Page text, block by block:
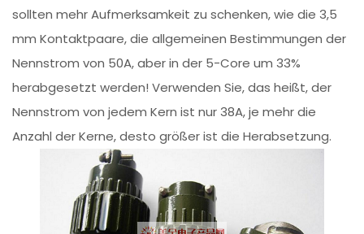
sollten mehr Aufmerksamkeit zu schenken, wie die 3,5
mm Kontaktpaare, die allgemeinen Bestimmungen der
Nennstrom von 50A, aber in der 5-Core um 33%
herabgesetzt werden! Verwenden Sie, das heißt, der
Nennstrom von jedem Kern ist nur 38A, je mehr die
Anzahl der Kerne, desto größer ist die Herabsetzung.